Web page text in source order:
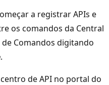
a registrar APIs e
os comandos da Central
de Comandos digitando
.
de API no portal do